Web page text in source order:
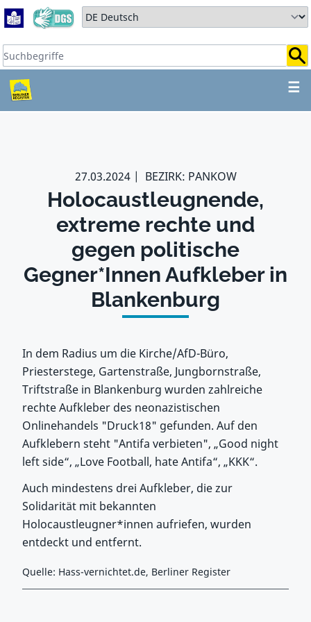
Zum Hauptbereich springen
Zum Hauptmenü springen
Sprache auswählen:
Suchbegriffe:
☰
ZUM HAUPTBEREICH
27.03.2024 BEZIRK: PANKOW
Holocaustleugnende,
extreme rechte und
gegen politische
Gegner*Innen Aufkleber in
Blankenburg
In dem Radius um die Kirche/AfD-Büro,
Priesterstege, Gartenstraße, Jungbornstraße,
Triftstraße in Blankenburg wurden zahlreiche
rechte Aufkleber des neonazistischen
Onlinehandels "Druck18" gefunden. Auf den
Aufklebern steht "Antifa verbieten", „Good night
left side“, „Love Football, hate Antifa“, „KKK“.
Auch mindestens drei Aufkleber, die zur
Solidarität mit bekannten
Holocaustleugner*innen aufriefen, wurden
entdeckt und entfernt.
Quelle: Hass-vernichtet.de, Berliner Register